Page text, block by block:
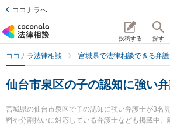
ココナラへ
投稿する 探す
ココナラ法律相談 宮城県で法律相談できる弁
仙台市泉区の子の認知に強い
宮城県の仙台市泉区で子の認知に強い弁護士が3名
料や分割払いに対応している弁護士なども掲載中。